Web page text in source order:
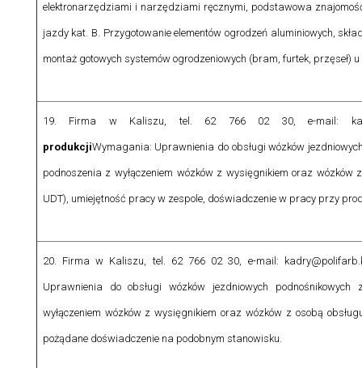
elektronarzędziami i narzędziami ręcznymi, podstawowa
jazdy kat. B. Przygotowanie elementów ogrodzeń aluminiowych,
montaż gotowych systemów ogrodzeniowych (bram, furtek, przęseł)
19. Firma w Kaliszu, tel. 62 766 02 30, e-mail:
produkcjiWymagania: Uprawnienia do obsługi wózków
podnoszenia z wyłączeniem wózków z wysięgnikiem oraz wózków
UDT), umiejętność pracy w zespole, doświadczenie w pracy przy
20. Firma w Kaliszu, tel. 62 766 02 30, e-mail:
Uprawnienia do obsługi wózków jezdniowych
wyłączeniem wózków z wysięgnikiem oraz wózków z osobą
pożądane doświadczenie na podobnym stanowisku.